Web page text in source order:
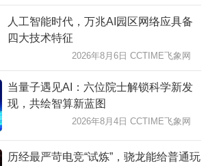
人工智能时代，万兆AI园区网络应具备
四大技术特征
2026年8月6日 CCTIME飞象网
当量子遇见AI：六位院士解锁科学新发
现，共绘智算新蓝图
2026年8月4日 CCTIME飞象网
历经最严苛电竞“试炼”，骁龙能给普通玩